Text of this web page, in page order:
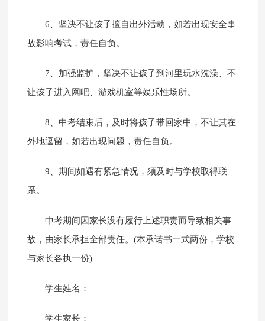
6、坚决不让孩子擅自出外活动，如若出现安全事
故影响考试，责任自负。
7、加强监护，坚决不让孩子到河里玩水洗澡、不
让孩子进入网吧、游戏机室等娱乐性场所。
8、中考结束后，及时将孩子带回家中，不让其在
外地逗留，如若出现问题，责任自负。
9、期间如遇有紧急情况，须及时与学校取得联
系。
中考期间因家长没有履行上述职责而导致相关事
故，由家长承担全部责任。(本承诺书一式两份，学校
与家长各执一份)
学生姓名：
学生家长：